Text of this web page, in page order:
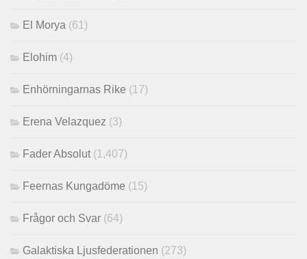
El Morya (61)
Elohim (4)
Enhörningarnas Rike (17)
Erena Velazquez (3)
Fader Absolut (1,407)
Feernas Kungadöme (15)
Frågor och Svar (64)
Galaktiska Ljusfederationen (273)